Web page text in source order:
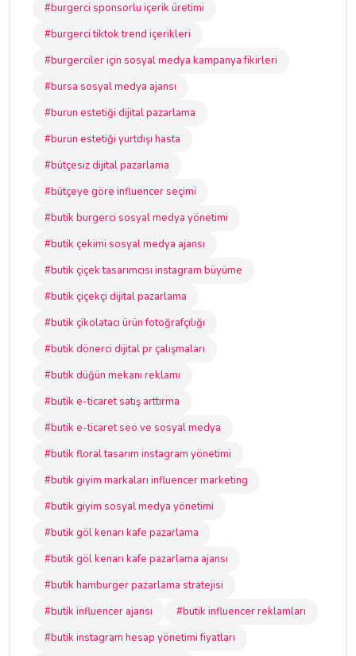
#burgerci sponsorlu içerik üretimi
#burgerci tiktok trend içerikleri
#burgerciler için sosyal medya kampanya fikirleri
#bursa sosyal medya ajansı
#burun estetiği dijital pazarlama
#burun estetiği yurtdışı hasta
#bütçesiz dijital pazarlama
#bütçeye göre influencer seçimi
#butik burgerci sosyal medya yönetimi
#butik çekimi sosyal medya ajansı
#butik çiçek tasarımcısı instagram büyüme
#butik çiçekçi dijital pazarlama
#butik çikolatacı ürün fotoğrafçılığı
#butik dönerci dijital pr çalışmaları
#butik düğün mekanı reklamı
#butik e-ticaret satış arttırma
#butik e-ticaret seo ve sosyal medya
#butik floral tasarım instagram yönetimi
#butik giyim markaları influencer marketing
#butik giyim sosyal medya yönetimi
#butik göl kenarı kafe pazarlama
#butik göl kenarı kafe pazarlama ajansı
#butik hamburger pazarlama stratejisi
#butik influencer ajansı
#butik influencer reklamları
#butik instagram hesap yönetimi fiyatları